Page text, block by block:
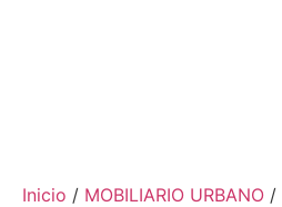
Inicio / MOBILIARIO URBANO /